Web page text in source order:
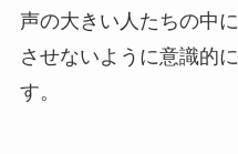
声の大きい人たちの中
させないように意識的
す。